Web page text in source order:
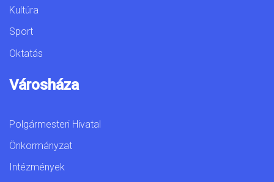
Kultúra
Sport
Oktatás
Városháza
Polgármesteri Hivatal
Önkormányzat
Intézmények